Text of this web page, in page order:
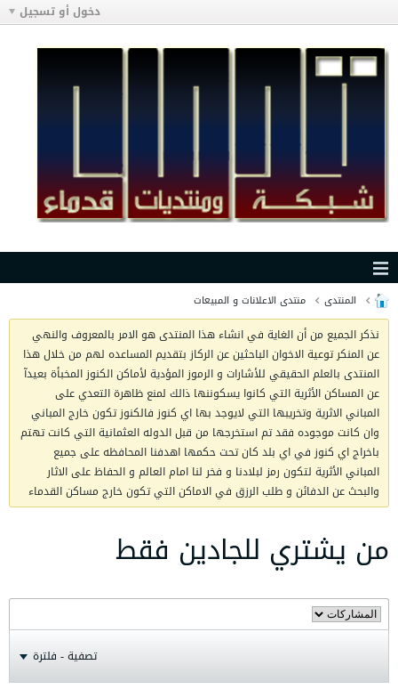
دخول أو تسجيل
المنتدى منتدى الاعلانات و المبيعات
نذكر الجميع من أن الغاية في انشاء هذا المنتدى هو الامر بالمعروف والنهي
عن المنكر توعية الاخوان الباحثين عن الركاز بتقديم المساعده لهم من خلال هذا
المنتدى بالعلم الحقيقي للأشارات و الرموز المؤدية لأماكن الكنوز المخبأة بعيدآ
عن المساكن الأثرية التي كانوا يسكوننها ذالك لمنع ظاهرة التعدي على
المباني الاثرية وتخريبها التي لايوجد بها اي كنوز فالكنوز تكون خارج المباني
وان كانت موجوده فقد تم استخرجها من قبل الدوله العثمانية التي كانت تهتم
باخراج اي كنوز في اي بلد كان تحت حكمها اهدفنا المحافظه على جميع
المباني الأثرية لتكون رمز لبلادنا و فخر لنا امام العالم و الحفاظ على الاثار
والبحث عن الدفائن و طلب الرزق في الاماكن التي تكون خارج مساكن القدماء
من يشتري للجادين فقط
تصفية - فلترة